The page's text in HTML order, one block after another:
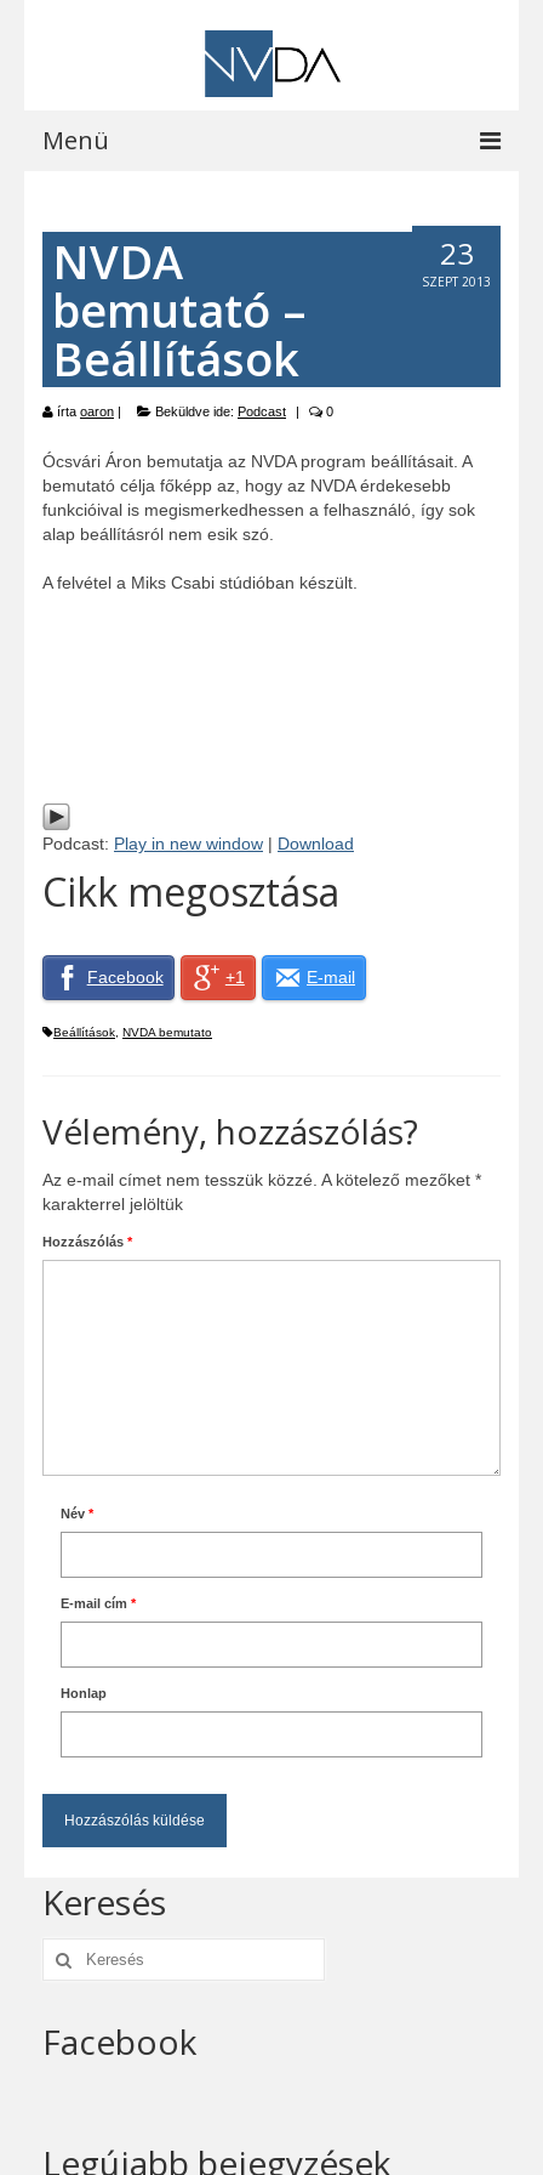
Menü
A programról
Letöltések
Vocalizer vásárlás
Blog
EOCast
Elérhetőségeink
23
SZEPT 2013
NVDA
bemutató –
Beállítások
írta oaron | Beküldve ide: Podcast | 0
Ócsvári Áron bemutatja az NVDA program beállításait. A
bemutató célja főképp az, hogy az NVDA érdekesebb
funkcióival is megismerkedhessen a felhasználó, így sok
alap beállításról nem esik szó.
A felvétel a Miks Csabi stúdióban készült.
Podcast: Play in new window | Download
Cikk megosztása
Facebook +1 E-mail
Beállítások, NVDA bemutato
Vélemény, hozzászólás?
Az e-mail címet nem tesszük közzé. A kötelező mezőket *
karakterrel jelöltük
Hozzászólás *
Név *
E-mail cím *
Honlap
Keresés
Keresés:
Facebook
Legújabb bejegyzések